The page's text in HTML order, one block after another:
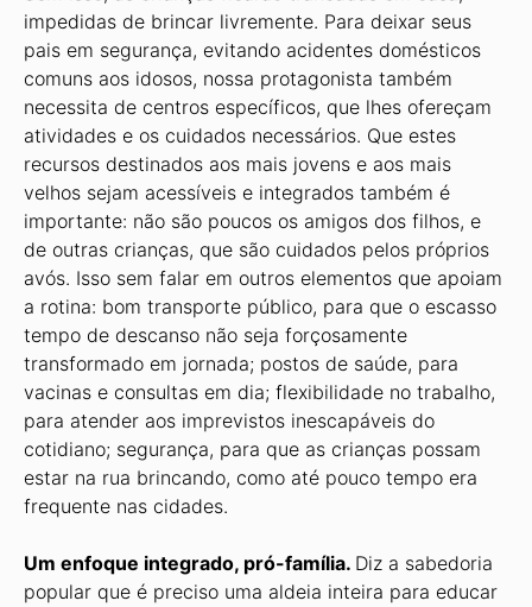
impedidas de brincar livremente. Para deixar seus
pais em segurança, evitando acidentes domésticos
comuns aos idosos, nossa protagonista também
necessita de centros específicos, que lhes ofereçam
atividades e os cuidados necessários. Que estes
recursos destinados aos mais jovens e aos mais
velhos sejam acessíveis e integrados também é
importante: não são poucos os amigos dos filhos, e
de outras crianças, que são cuidados pelos próprios
avós. Isso sem falar em outros elementos que apoiam
a rotina: bom transporte público, para que o escasso
tempo de descanso não seja forçosamente
transformado em jornada; postos de saúde, para
vacinas e consultas em dia; flexibilidade no trabalho,
para atender aos imprevistos inescapáveis do
cotidiano; segurança, para que as crianças possam
estar na rua brincando, como até pouco tempo era
frequente nas cidades.
Um enfoque integrado, pró-família. Diz a sabedoria
popular que é preciso uma aldeia inteira para educar